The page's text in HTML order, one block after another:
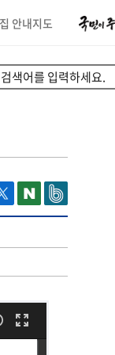
안내지도